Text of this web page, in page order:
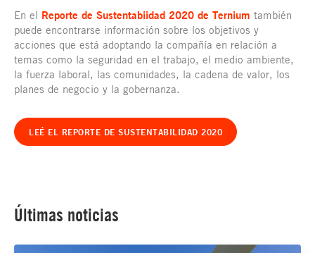
En el Reporte de Sustentabiidad 2020 de Ternium también
puede encontrarse información sobre los objetivos y
acciones que está adoptando la compañía en relación a
temas como la seguridad en el trabajo, el medio ambiente,
la fuerza laboral, las comunidades, la cadena de valor, los
planes de negocio y la gobernanza.
LEÉ EL REPORTE DE SUSTENTABILIDAD 2020
Últimas noticias